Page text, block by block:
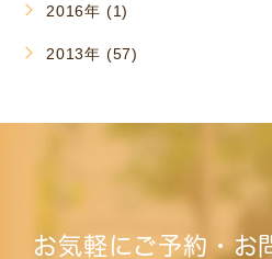
2016年 (1)
2013年 (57)
お気軽にご予約・お